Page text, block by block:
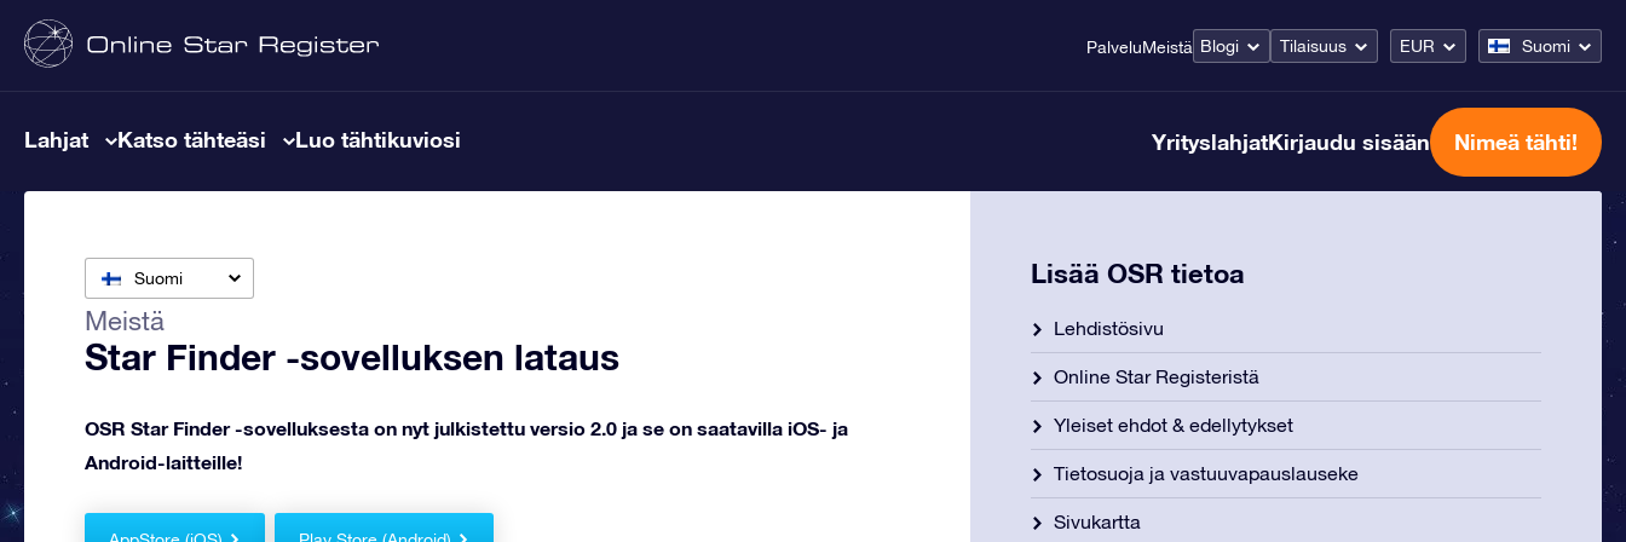
PalveluMeistä Blogi Tilaisuus EUR Suomi
Lahjat Katso tähteäsi Luo tähtikuviosi YrityslahjatKirjaudu sisään Nimeä tähti!
Suomi
Meistä
Star Finder -sovelluksen lataus
OSR Star Finder -sovelluksesta on nyt julkistettu versio 2.0 ja se on saatavilla iOS- ja
Android-laitteille!
Lisää OSR tietoa
Lehdistösivu
Online Star Registeristä
Yleiset ehdot & edellytykset
Tietosuoja ja vastuuvapauslauseke
Sivukartta